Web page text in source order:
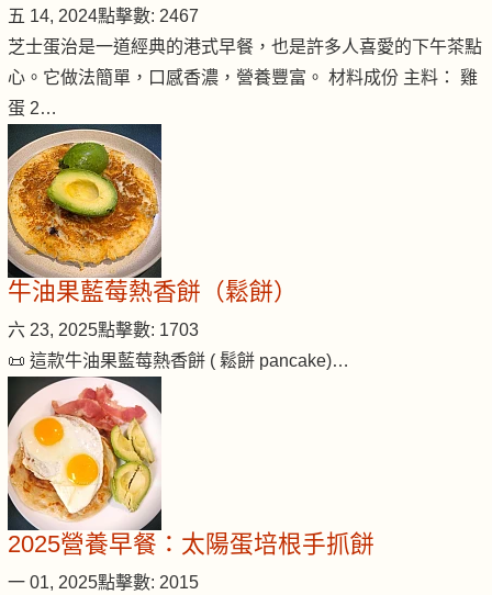
五 14, 2024點擊數: 2467
芝士蛋治是一道經典的港式早餐，也是許多人喜愛的下午茶點
心。它做法簡單，口感香濃，營養豐富。 材料成份 主料： 雞
蛋 2…
牛油果藍莓熱香餅（鬆餅）
六 23, 2025點擊數: 1703
📜 這款牛油果藍莓熱香餅 ( 鬆餅 pancake)…
2025營養早餐：太陽蛋培根手抓餅
一 01, 2025點擊數: 2015